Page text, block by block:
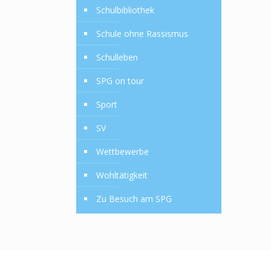
Schulbibliothek
Schule ohne Rassismus
Schulleben
SPG on tour
Sport
SV
Wettbewerbe
Wohltätigkeit
Zu Besuch am SPG